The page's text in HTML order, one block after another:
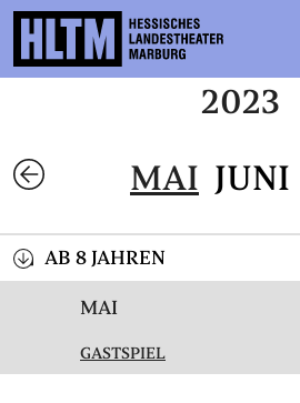
ENSEMBLE
MITMACHEN
KARTEN
SERVICE
2023
MAI JUNI
AB 8 JAHREN
MAI
GASTSPIEL